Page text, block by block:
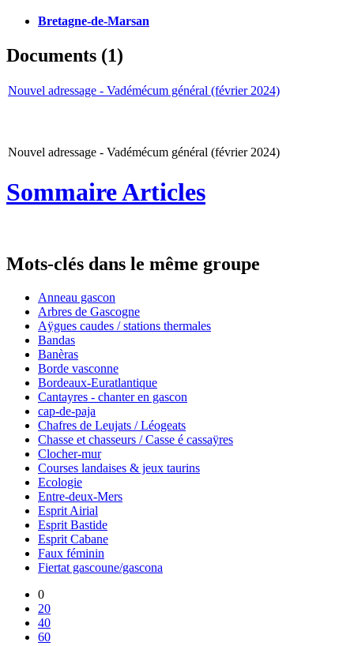
Bretagne-de-Marsan
Documents (1)
Nouvel adressage - Vadémécum général (février 2024)
Nouvel adressage - Vadémécum général (février 2024)
Sommaire Articles
Mots-clés dans le même groupe
Anneau gascon
Arbres de Gascogne
Aÿgues caudes / stations thermales
Bandas
Banèras
Borde vasconne
Bordeaux-Euratlantique
Cantayres - chanter en gascon
cap-de-paja
Chafres de Leujats / Léogeats
Chasse et chasseurs / Casse é cassaÿres
Clocher-mur
Courses landaises & jeux taurins
Ecologie
Entre-deux-Mers
Esprit Airial
Esprit Bastide
Esprit Cabane
Faux féminin
Fiertat gascoune/gascona
0
20
40
60